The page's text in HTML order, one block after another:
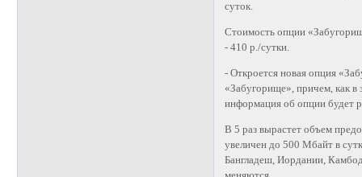
суток.
Стоимость опции
- 410 р./сутки.
- Откроется новая опция
«Забугорище», причем, как
информация об опции будет
В 5 раз вырастет объем
увеличен до 500 Мбайт в
Бангладеш, Иордании,